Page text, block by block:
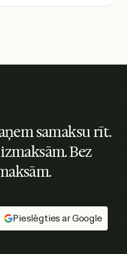
samaksu rīt.
Bez
Pieslēgties ar Google